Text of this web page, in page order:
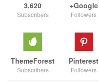
Google+
Followers
3,620
Subscribers
Pinterest
Followers
ThemeForest
Subscribers